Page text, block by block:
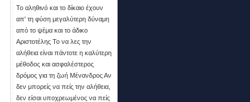
Το αληθινό και το δίκαιο έχουν
απ' τη φύση μεγαλύτερη δύναμη
από το ψέμα και το άδικο
Αριστοτέλης Το να λες την
αλήθεια είναι πάντοτε η καλύτερη
μέθοδος και ασφαλέστερος
δρόμος για τη ζωή Μένανδρος Αν
δεν μπορείς να πείς την αλήθεια,
δεν είσαι υποχρεωμένος να πείς